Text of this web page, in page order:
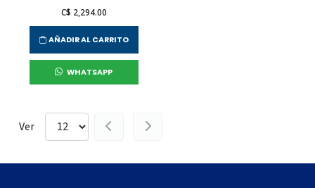
C$ 2,294.00
AÑADIR AL CARRITO
WHATSAPP
Ver